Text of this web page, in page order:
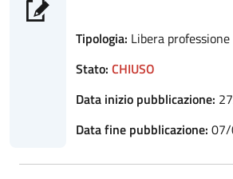
Tipologia: Libera professione
Stato: CHIUSO
Data inizio pubblicazione:
Data fine pubblicazione: